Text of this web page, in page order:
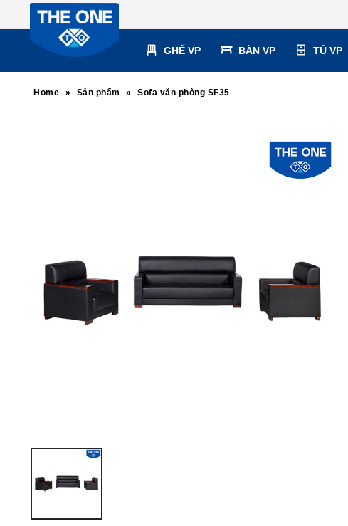
GHẾ VP BÀN VP TỦ VP
Home » Sản phẩm » Sofa văn phòng SF35